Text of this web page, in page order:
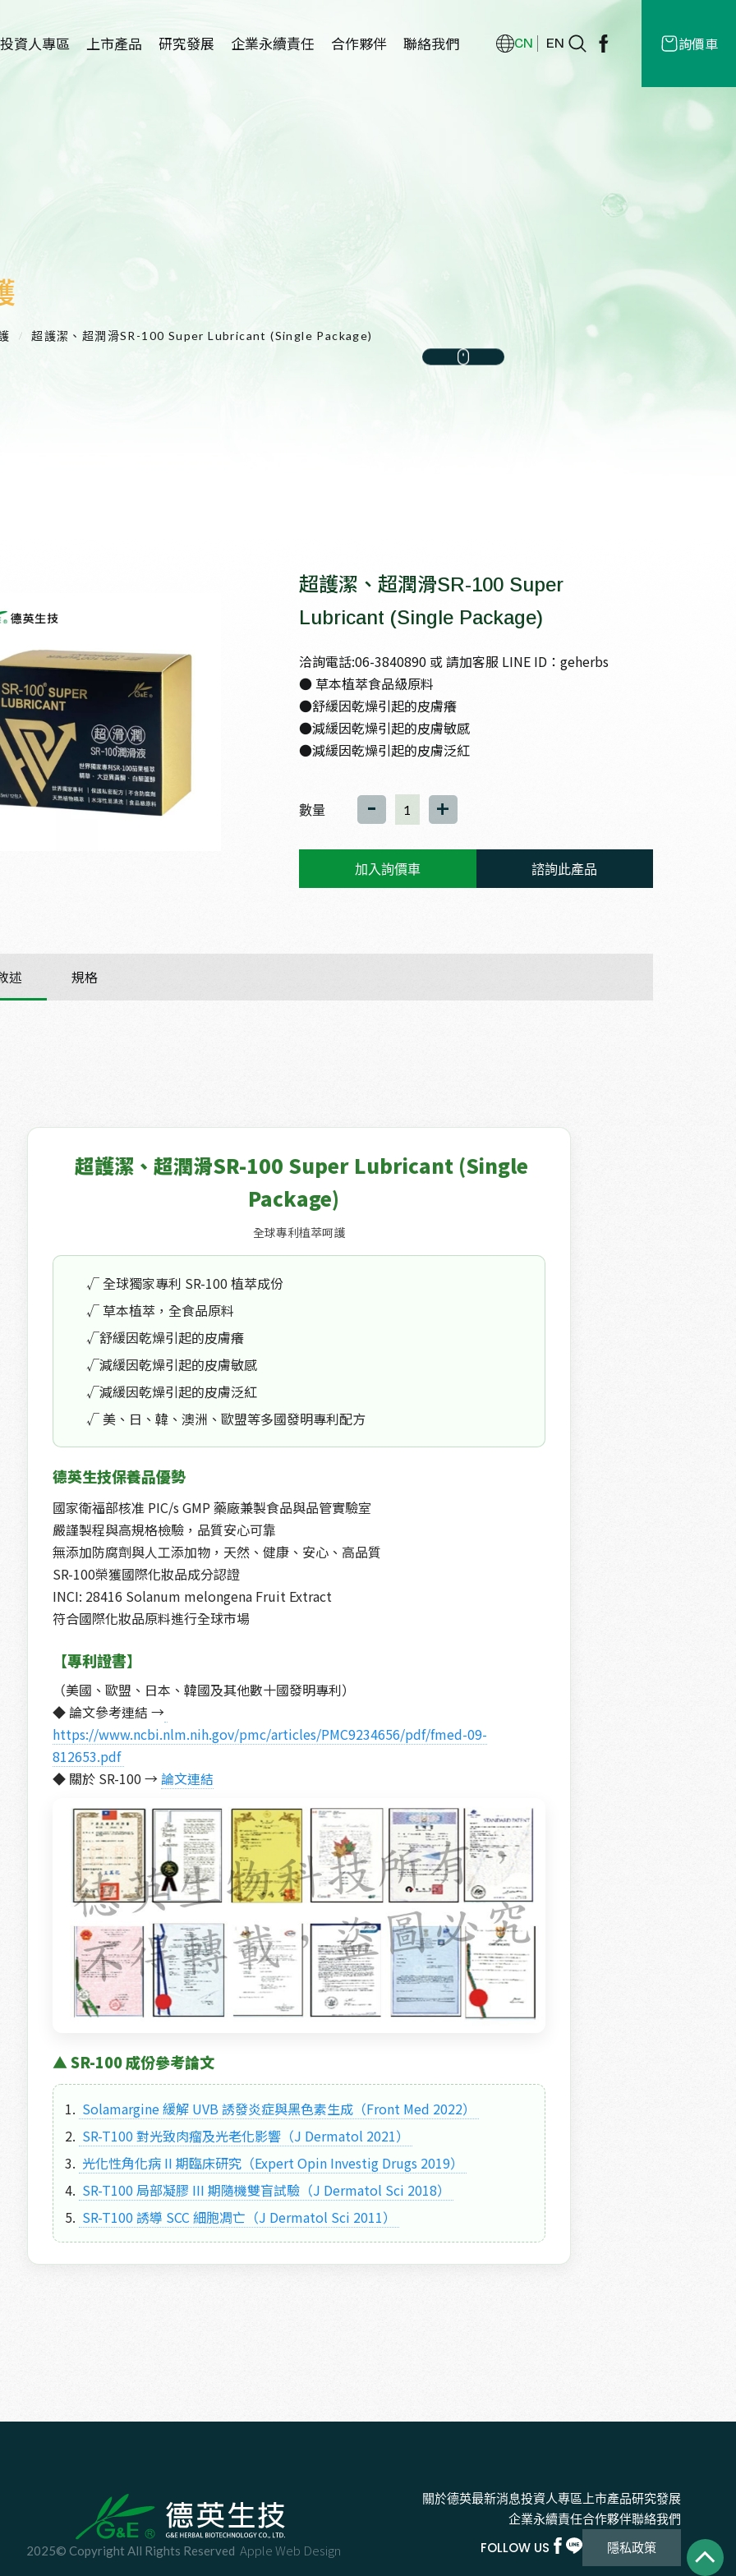
投資人專區 上市產品 研究發展
症及廔管栓塞外用
產品開發
企業永續責任 合作夥伴 聯絡我們 CN EN 詢價車
超護潔、超潤滑SR-100 Super Lubricant (Single Package)
超護潔、超潤滑SR-100 Super
Lubricant (Single Package)
洽詢電話:06-3840890 或 請加客服 LINE ID：geherbs
● 草本植萃食品級原料
●舒緩因乾燥引起的皮膚癢
●減緩因乾燥引起的皮膚敏感
●減緩因乾燥引起的皮膚泛紅
數量 - +
加入詢價車 諮詢此產品
述 規格
超護潔、超潤滑SR-100 Super Lubricant (Single
Package)
全球專利植萃呵護
√ 全球獨家專利 SR-100 植萃成份
√草本植萃，全食品原料
√舒緩因乾燥引起的皮膚癢
√減緩因乾燥引起的皮膚敏感
√減緩因乾燥引起的皮膚泛紅
√ 美、日、韓、澳洲、歐盟等多國發明專利配方
德英生技保養品優勢
國家衛福部核准 PIC/s GMP 藥廠兼製食品與品管實驗室
嚴謹製程與高規格檢驗，品質安心可靠
無添加防腐劑與人工添加物，天然、健康、安心、高品質
SR-100榮獲國際化妝品成分認證
INCI: 28416 Solanum melongena Fruit Extract
符合國際化妝品原料進行全球市場
【專利證書】
（美國、歐盟、日本、韓國及其他數十國發明專利）
◆ 論文參考連結 →
https://www.ncbi.nlm.nih.gov/pmc/articles/PMC9234656/pdf/fmed-09-
812653.pdf
◆ 關於 SR-100 → 論文連結
▲ SR-100 成份參考論文
1. Solamargine 緩解 UVB 誘發炎症與黑色素生成（Front Med 2022）
2. SR-T100 對光致肉瘤及光老化影響（J Dermatol 2021）
3. 光化性角化病 II 期臨床研究（Expert Opin Investig Drugs 2019）
4. SR-T100 局部凝膠 III 期隨機雙盲試驗（J Dermatol Sci 2018）
5. SR-T100 誘導 SCC 細胞凋亡（J Dermatol Sci 2011）
2025© Copyright All Rights Reserved Apple Web Design
關於德英最新消息投資人專區 上市產品研究發展
企業永續責任合作夥伴聯絡我們
FOLLOW US 隱私政策